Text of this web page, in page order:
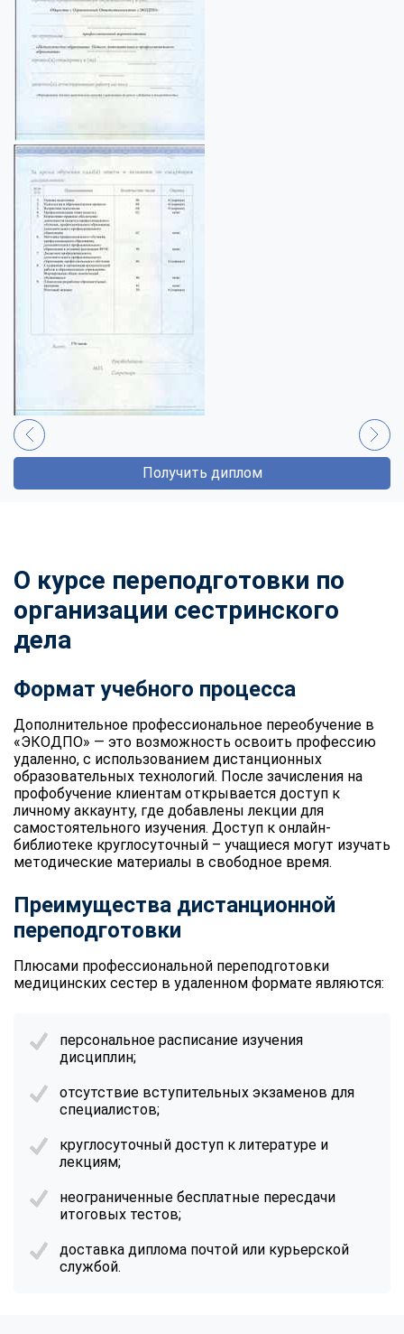
Получить диплом
О курсе переподготовки по
организации сестринского
дела
Формат учебного процесса
Дополнительное профессиональное переобучение в
«ЭКОДПО» — это возможность освоить профессию
удаленно, с использованием дистанционных
образовательных технологий. После зачисления на
профобучение клиентам открывается доступ к
личному аккаунту, где добавлены лекции для
самостоятельного изучения. Доступ к онлайн-
библиотеке круглосуточный – учащиеся могут изучать
методические материалы в свободное время.
Преимущества дистанционной
переподготовки
Плюсами профессиональной переподготовки
медицинских сестер в удаленном формате являются:
персональное расписание изучения
дисциплин;
отсутствие вступительных экзаменов для
специалистов;
круглосуточный доступ к литературе и
лекциям;
неограниченные бесплатные пересдачи
итоговых тестов;
доставка диплома почтой или курьерской
службой.